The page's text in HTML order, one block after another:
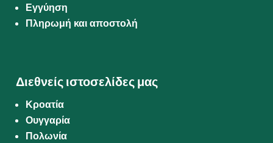
Εγγύηση
Πληρωμή και αποστολή
Διεθνείς ιστοσελίδες μας
Κροατία
Ουγγαρία
Πολωνία